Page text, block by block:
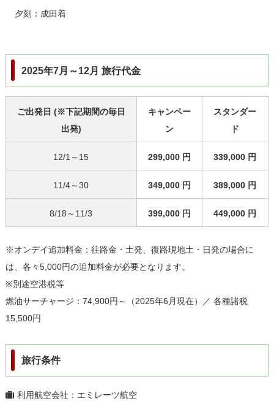
夕刻：成田着
2025年7月～12月 旅行代金
ご出発日 (※下記期間の毎日
出発)
キャンペー
ン
スタンダー
ド
12/1～15 299,000 円 339,000 円
11/4～30 349,000 円 389,000 円
8/18～11/3 399,000 円 449,000 円
※オンデイ追加料金：往路金・土発、復路現地土・日発の場合に
は、各々5,000円の追加料金が必要となります。
※別途空港税等
燃油サーチャージ：74,900円～（2025年6月現在）／ 各種諸税
15,500円
旅行条件
利用航空会社：エミレーツ航空